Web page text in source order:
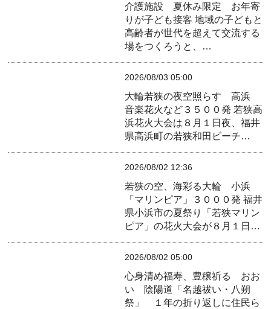
介護施設 夏休み限定 お年寄
りが子ども接客 地域の子どもと
高齢者が世代を超えて交流する
場をつくろうと、…
2026/08/03 05:00
大輪若狭の夜空照らす 高浜
音楽花火など３５００発 若狭高
浜花火大会は８月１日夜、福井
県高浜町の若狭和田ビーチ…
2026/08/02 12:36
若狭の空、海彩る大輪 小浜
「マリンピア」３０００発 福井
県小浜市の夏祭り「若狭マリン
ピア」の花火大会が８月１日…
2026/08/02 05:00
心身清め福寿、豊穣祈る おお
い 陰陽道「名越祓い・八朔
祭」 １年の折り返しに住民ら